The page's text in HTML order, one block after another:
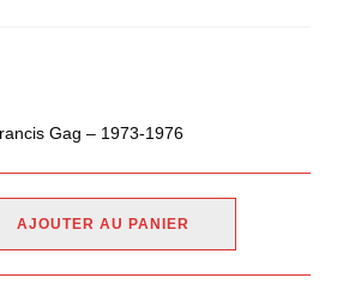
Gag – 1973-1976
AJOUTER AU PANIER